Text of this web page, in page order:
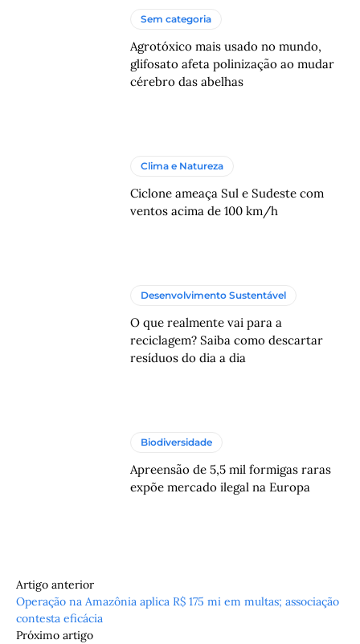
Sem categoria
Agrotóxico mais usado no mundo,
glifosato afeta polinização ao mudar
cérebro das abelhas
Clima e Natureza
Ciclone ameaça Sul e Sudeste com
ventos acima de 100 km/h
Desenvolvimento Sustentável
O que realmente vai para a
reciclagem? Saiba como descartar
resíduos do dia a dia
Biodiversidade
Apreensão de 5,5 mil formigas raras
expõe mercado ilegal na Europa
Artigo anterior
Operação na Amazônia aplica R$ 175 mi em multas; associação
contesta eficácia
Próximo artigo